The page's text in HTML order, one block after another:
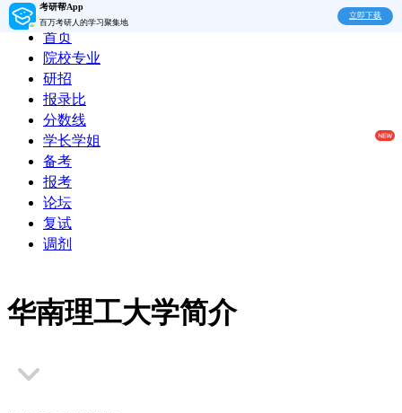
考研帮App
百万考研人的学习聚集地
立即下载
首页
院校专业
研招
报录比
分数线
学长学姐
备考
报考
论坛
复试
调剂
华南理工大学简介